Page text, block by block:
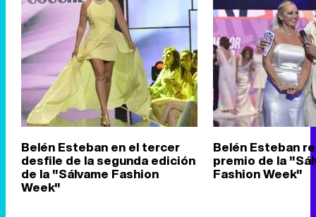
Belén Esteban en el tercer
desfile de la segunda edición
de la "Sálvame Fashion
Week"
Belén Esteban
premio de la
Fashion Week"